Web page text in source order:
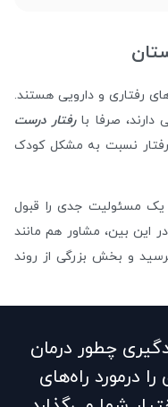
رفتاری و دارویی هستند.
صرفا بارفتار درست
نسبت به مشکل کودک
یک مسئولیت جدی را قبول
این بین، مشاور هم مانند
و بخش بزرگی از روند
چطور درمان
درمورد راه‌های